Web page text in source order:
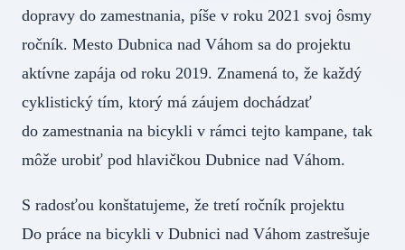
dopravy do zamestnania, píše v roku 2021 svoj ôsmy
ročník. Mesto Dubnica nad Váhom sa do projektu
aktívne zapája od roku 2019. Znamená to, že každý
cyklistický tím, ktorý má záujem dochádzať
do zamestnania na bicykli v rámci tejto kampane, tak
môže urobiť pod hlavičkou Dubnice nad Váhom.
S radosťou konštatujeme, že tretí ročník projektu
Do práce na bicykli v Dubnici nad Váhom zastrešuje